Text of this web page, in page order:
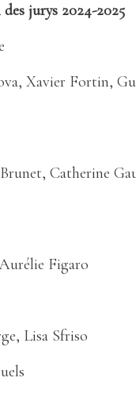
jurys 2024-2025
Xavier Fortin,
Catherine
Figaro
Lisa Sfriso